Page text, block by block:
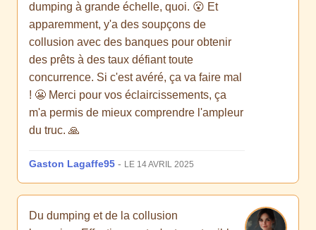
dumping à grande échelle, quoi. 😮 Et
apparemment, y'a des soupçons de
collusion avec des banques pour obtenir
des prêts à des taux défiant toute
concurrence. Si c'est avéré, ça va faire mal
! 😬 Merci pour vos éclaircissements, ça
m'a permis de mieux comprendre l'ampleur
du truc. 🙏
Gaston Lagaffe95 - LE 14 AVRIL 2025
Du dumping et de la collusion